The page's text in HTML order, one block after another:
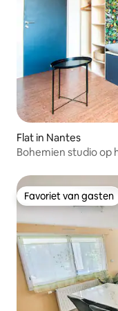
Flat in Nantes
Bohemien studio op
Favoriet van gasten
Favoriet van gasten